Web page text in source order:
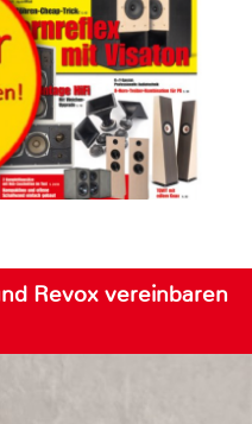
Revox vereinbaren